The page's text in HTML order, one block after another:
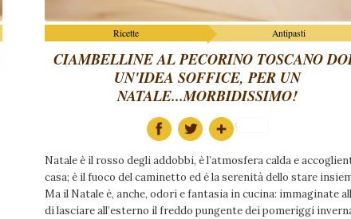
Ricette Antipasti
CIAMBELLINE AL PECORINO TOSCANO
UN'IDEA SOFFICE, PER UN
NATALE...MORBIDISSIMO!
Natale è il rosso degli addobbi, è l’atmosfera calda e
casa; è il fuoco del caminetto ed è la serenità dello stare
Ma il Natale è, anche, odori e fantasia in cucina: immaginate
di lasciare all’esterno il freddo pungente dei pomeriggi